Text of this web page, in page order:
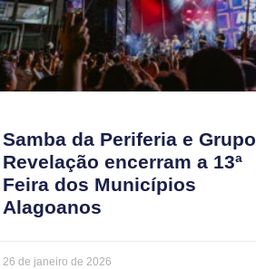
Samba da Periferia e Grupo
Revelação encerram a 13ª
Feira dos Municípios
Alagoanos
26 de janeiro de 2026